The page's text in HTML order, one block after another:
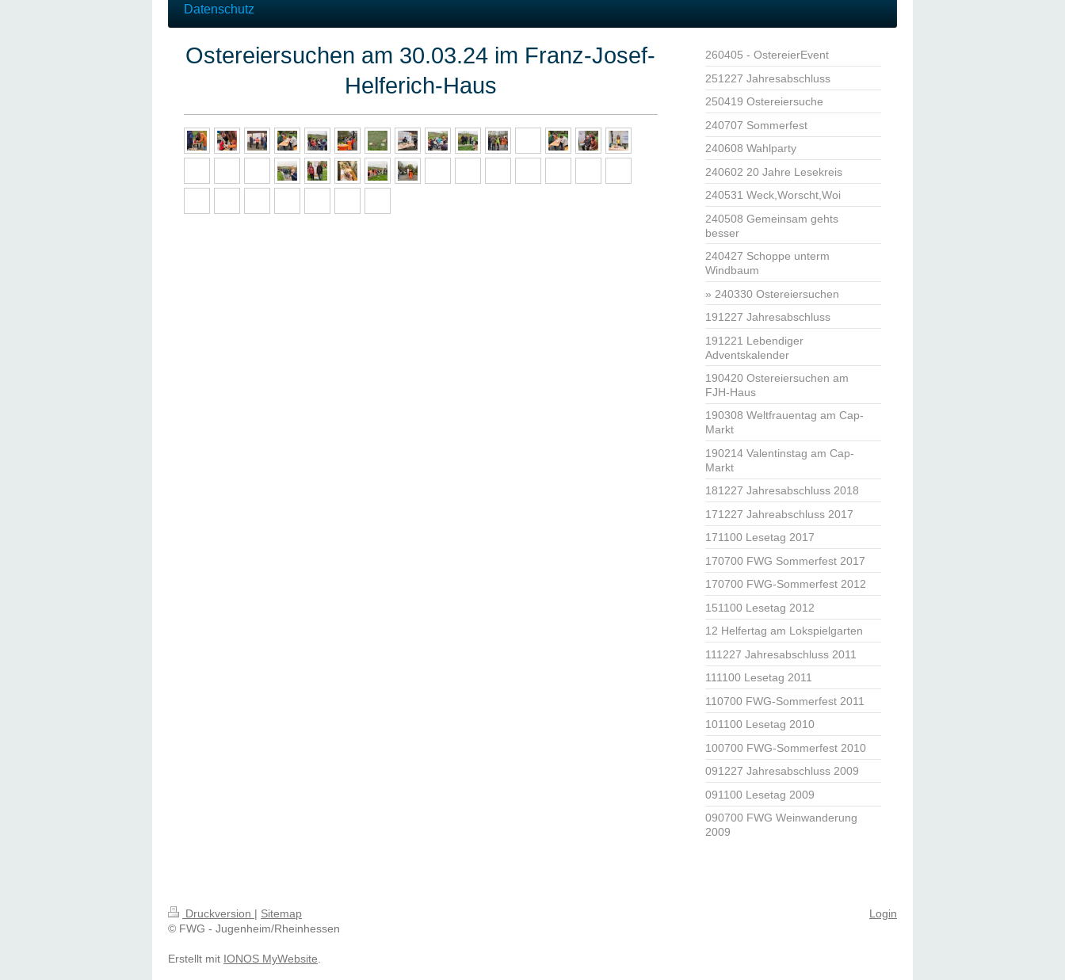
Datenschutz
Ostereiersuchen am 30.03.24 im Franz-Josef-
Helferich-Haus
260405 - OstereierEvent
251227 Jahresabschluss
250419 Ostereiersuche
240707 Sommerfest
240608 Wahlparty
240602 20 Jahre Lesekreis
240531 Weck,Worscht,Woi
240508 Gemeinsam gehts
besser
240427 Schoppe unterm
Windbaum
240330 Ostereiersuchen
191227 Jahresabschluss
191221 Lebendiger
Adventskalender
190420 Ostereiersuchen am
FJH-Haus
190308 Weltfrauentag am Cap-
Markt
190214 Valentinstag am Cap-
Markt
181227 Jahresabschluss 2018
171227 Jahreabschluss 2017
171100 Lesetag 2017
170700 FWG Sommerfest 2017
170700 FWG-Sommerfest 2012
151100 Lesetag 2012
12 Helfertag am Lokspielgarten
111227 Jahresabschluss 2011
111100 Lesetag 2011
110700 FWG-Sommerfest 2011
101100 Lesetag 2010
100700 FWG-Sommerfest 2010
091227 Jahresabschluss 2009
091100 Lesetag 2009
090700 FWG Weinwanderung
2009
Druckversion | Sitemap
© FWG - Jugenheim/Rheinhessen
Erstellt mit IONOS MyWebsite
Login